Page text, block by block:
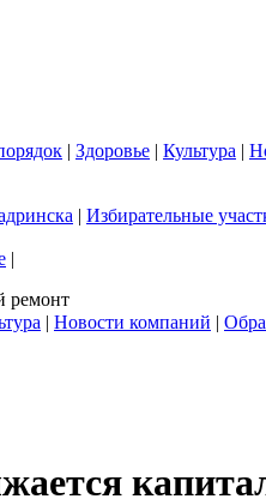
| Здоровье | Культура |
| Избирательные
|
ремонт
| Новости компаний |